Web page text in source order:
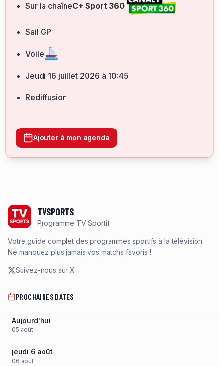
Sur la chaîneC+ Sport 360
Sail GP
Voile
jeudi 16 juillet 2026 à 10:45
Rediffusion
Ajouter à mon agenda
TVSPORTS
Programme TV Sportif
Votre guide complet des programmes sportifs à la télévision.
Ne manquez plus jamais vos matchs favoris !
Suivez-nous sur X
PROCHAINES DATES
Aujourd'hui
05 août
jeudi 6 août
06 août